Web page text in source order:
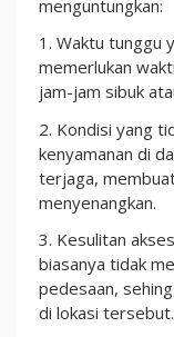
menguntungkan:
1. Waktu tunggu
memerlukan
jam-jam sibuk
2. Kondisi yang
kenyamanan di
terjaga,
menyenangkan.
3. Kesulitan
biasanya tidak
pedesaan,
di lokasi tersebut.